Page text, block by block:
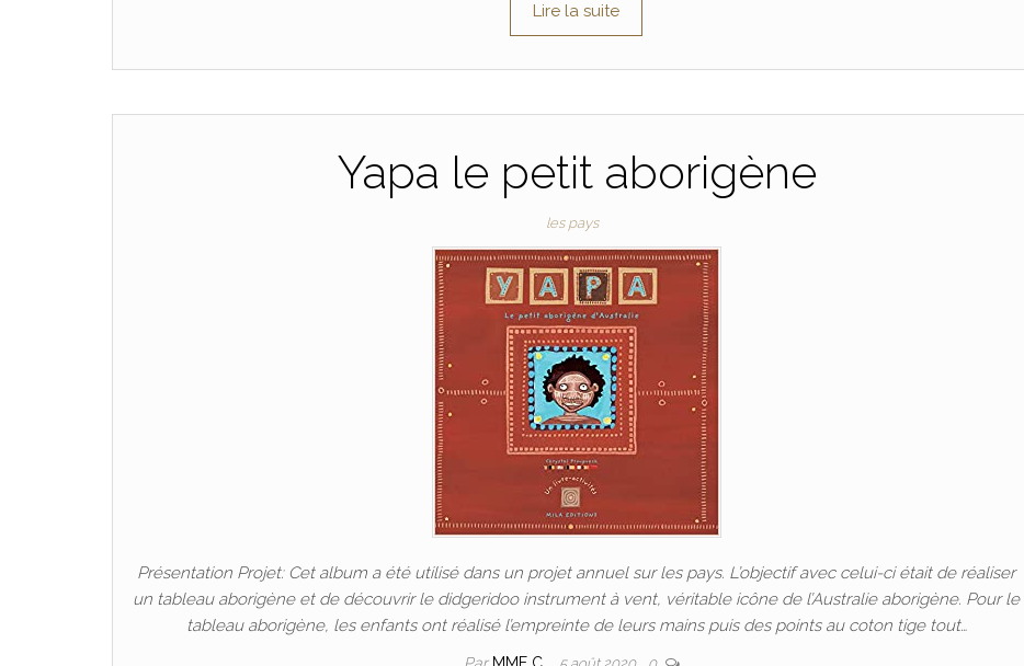
Lire la suite
Yapa le petit aborigène
les pays
Présentation Projet: Cet album a été utilisé dans un projet annuel sur les pays. L’objectif avec celui-ci était de réaliser
un tableau aborigène et de découvrir le didgeridoo instrument à vent, véritable icône de l’Australie aborigène. Pour le
tableau aborigène, les enfants ont réalisé l’empreinte de leurs mains puis des points au coton tige tout…